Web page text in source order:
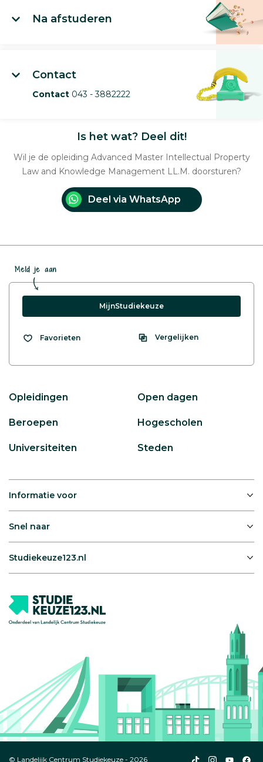
Na afstuderen
Contact
Contact 043 - 3882222
Is het wat? Deel dit!
Wil je de opleiding Advanced Master Intellectual Property
Law and Knowledge Management LL.M. doorsturen?
Deel via WhatsApp
Meld je aan
MijnStudiekeuze
Favorieten Vergelijken
Opleidingen Open dagen
Beroepen Hogescholen
Universiteiten Steden
Informatie voor
Snel naar
Studiekeuze123.nl
© Landelijk Centrum Studiekeuze - 2026 Studiekeuze123